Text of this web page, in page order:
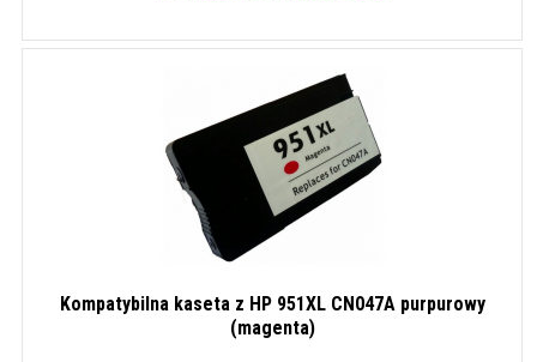
Kompatybilna kaseta z HP 951XL CN047A purpurowy
(magenta)